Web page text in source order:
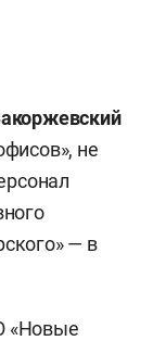
не
— в
«Новые